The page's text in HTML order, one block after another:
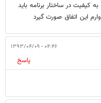
کیفیت در ساختار برنامه باید
این اتفاق صورت گیرد
۰۴:۴۶ - ۱۳۹۳/۰۴/۰۹
پاسخ